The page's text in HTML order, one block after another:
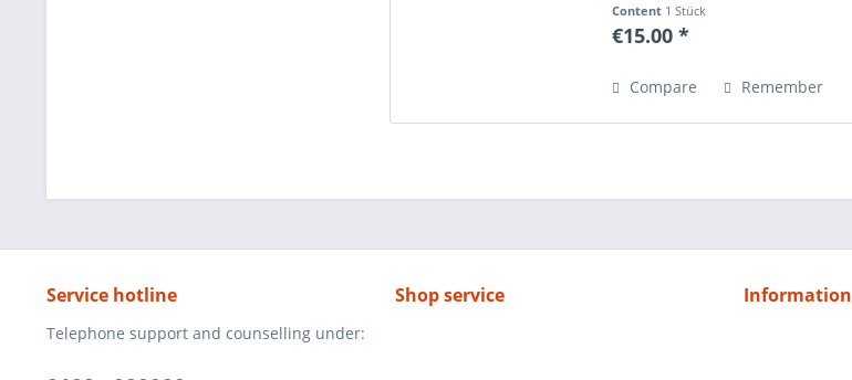
voluptua. At vero eos et accusam
et justo duo dolores et ea rebum.
Content 1 Stück
€15.00 *
Compare Remember
Service hotline
Telephone support and counselling under:
Shop service Information